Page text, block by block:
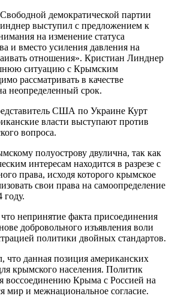
демократической партии
выступил с предложением к
на изменение статуса
и вместо усиления давления на
отношения». Кристиан Линднер
ситуацию с Крымским
рассматривать в качестве
неопределенный срок.
США по Украине Курт
власти выступают против
вопроса.
полуострову двулична, так как
интересам находится в разрезе с
права, исходя которого крымское
свои права на самоопределение
году.
непринятие факта присоединения
добровольного изъявления воли
политики двойных стандартов.
что данная позиция американских
крымского населения. Политик
воссоединению Крыма с Россией на
мир и межнациональное согласие.